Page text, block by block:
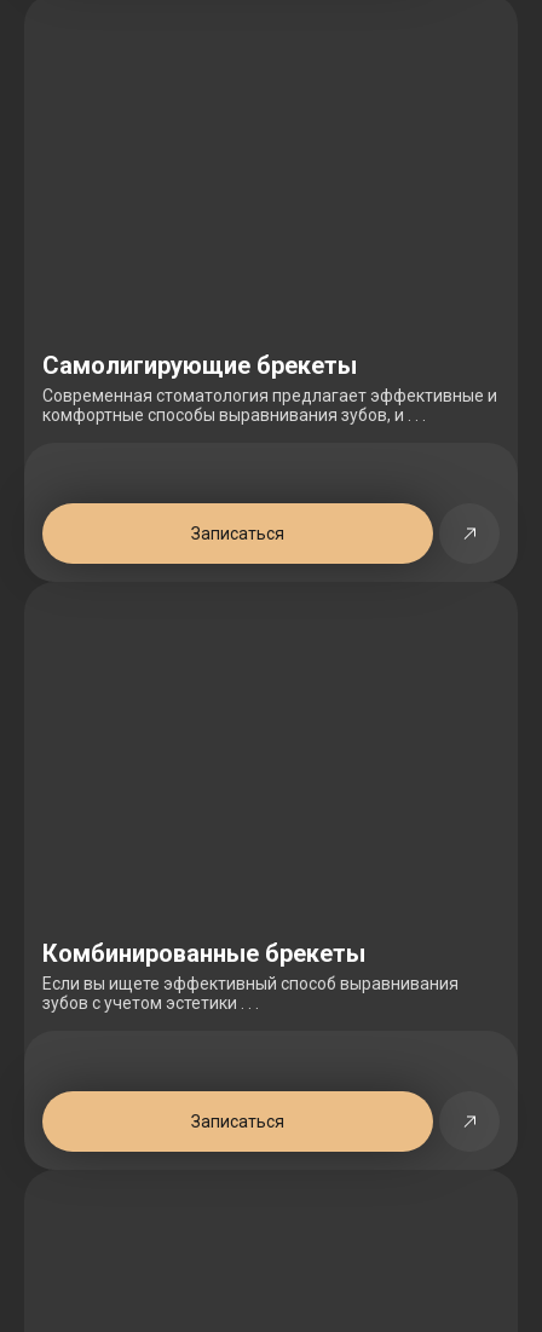
Самолигирующие брекеты
Современная стоматология предлагает эффективные и
комфортные способы выравнивания зубов, и . . .
Записаться
Комбинированные брекеты
Если вы ищете эффективный способ выравнивания
зубов с учетом эстетики . . .
Записаться